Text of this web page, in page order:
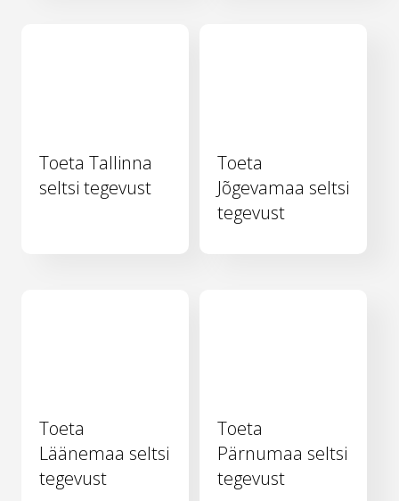
Toeta Tallinna
seltsi tegevust
Toeta
Jõgevamaa seltsi
tegevust
Toeta
Läänemaa seltsi
tegevust
Toeta
Pärnumaa seltsi
tegevust